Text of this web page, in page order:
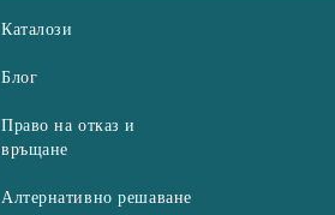
Каталози
Блог
Право на отказ и
връщане
Алтернативно решаване